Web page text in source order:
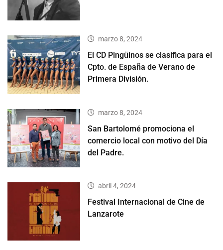
marzo 8, 2024
El CD Pingüinos se clasifica para el
Cpto. de España de Verano de
Primera División.
marzo 8, 2024
San Bartolomé promociona el
comercio local con motivo del Día
del Padre.
abril 4, 2024
Festival Internacional de Cine de
Lanzarote